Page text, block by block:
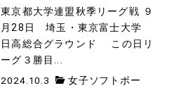
東京都大学連盟秋季リーグ戦 ９
月28日 埼玉・東京富士大学
日高総合グラウンド この日リ
ーグ３勝目...
2024.10.3
女子ソフトボー